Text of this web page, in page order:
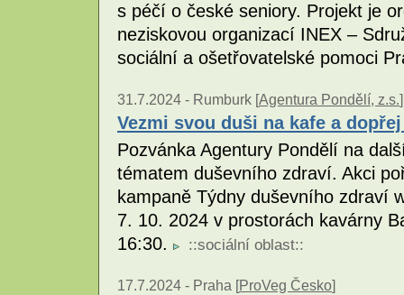
s péčí o české seniory. Projekt je
neziskovou organizací INEX –
sociální a ošetřovatelské pomoci
31.7.2024 - Rumburk [Agentura Pondělí, z.s.]
Vezmi svou duši na kafe a
Pozvánka Agentury Pondělí na
tématem duševního zdraví. Akci
kampaně Týdny duševního zdraví
7. 10. 2024 v prostorách kavárny
16:30.
::sociální oblast::
17.7.2024 - Praha [ProVeg Česko]